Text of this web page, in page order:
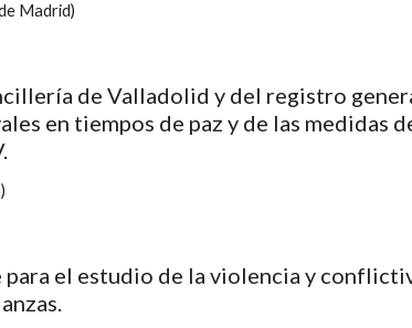
Madrid)
de Valladolid y del registro
en tiempos de paz y de las medidas
el estudio de la violencia y